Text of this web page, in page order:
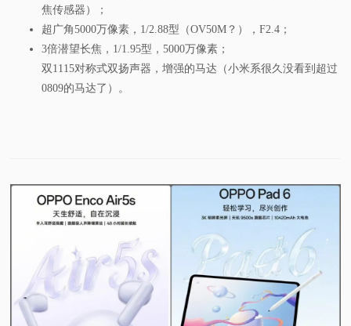
焦传感器）；
超广角5000万像素，1/2.88型（OV50M？），F2.4；
3倍潜望长焦，1/1.95型，5000万像素；
双1115对称式双扬声器，增强的马达（小米系很久没看到超过
0809的马达了）。